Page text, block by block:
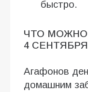
быстро.
ЧТО МОЖНО
4 СЕНТЯБРЯ
Агафонов
домашним